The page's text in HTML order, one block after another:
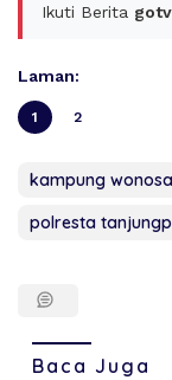
Ikuti Berita
Laman:
1 2
kampung
polresta
Baca Juga